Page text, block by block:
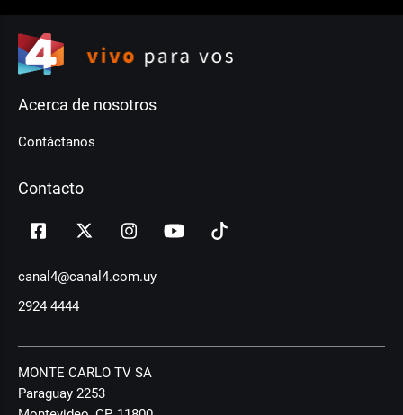
Acerca de nosotros
Contáctanos
Contacto
canal4@canal4.com.uy
2924 4444
MONTE CARLO TV SA
Paraguay 2253